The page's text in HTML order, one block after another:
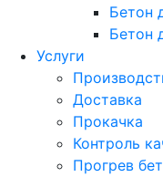
Бетон
Бетон
Услуги
Доставка
Прокачка
Контроль
Прогрев